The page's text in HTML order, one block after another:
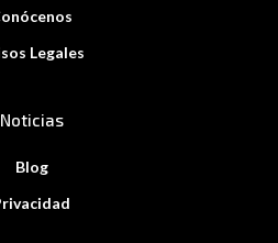
Legales
Noticias
Blog